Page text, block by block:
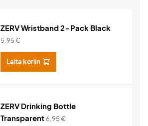
ZERV Wristband 2-Pack Black
5,95€
Laita koriin
ZERV Drinking Bottle
Transparent6,95€